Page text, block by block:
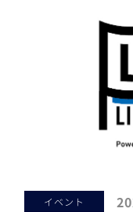
イベント